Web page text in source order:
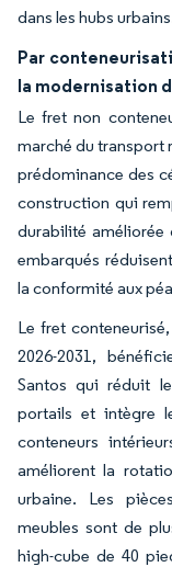
dans les hubs
Par
la modernisation
Le fret non
marché du transport
prédominance des
construction qui
durabilité améliorée
embarqués
la conformité aux
Le fret
2026-2031,
Santos qui réduit
portails et intègre
conteneurs
améliorent la
urbaine. Les
meubles sont de
high-cube de 40